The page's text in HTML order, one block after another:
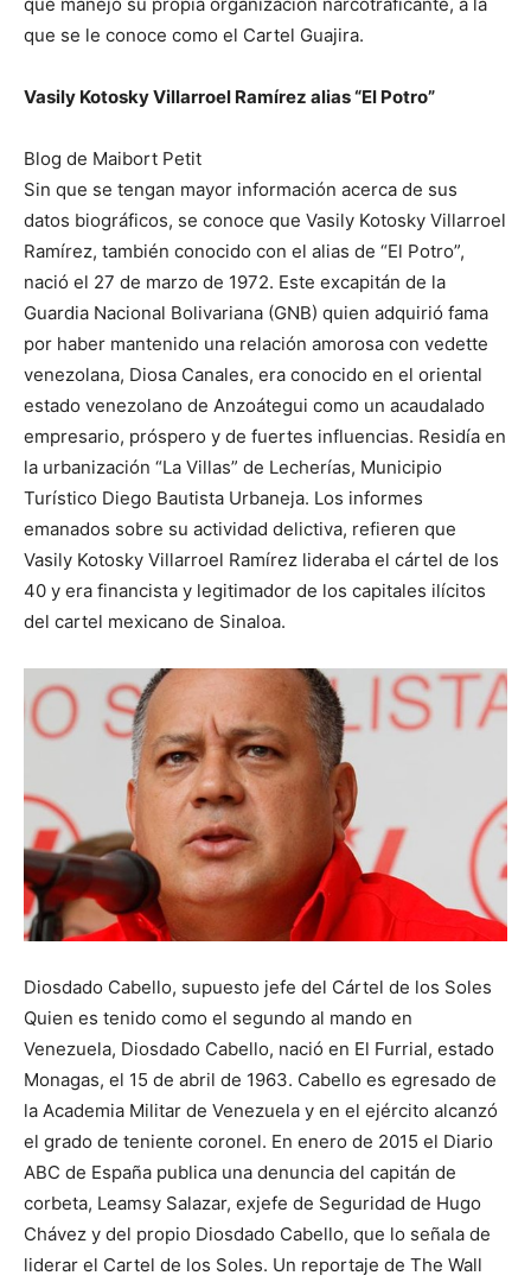
que manejó su propia organización narcotraficante, a la
que se le conoce como el Cartel Guajira.
Vasily Kotosky Villarroel Ramírez alias “El Potro”
Blog de Maibort Petit
Sin que se tengan mayor información acerca de sus
datos biográficos, se conoce que Vasily Kotosky Villarroel
Ramírez, también conocido con el alias de “El Potro”,
nació el 27 de marzo de 1972. Este excapitán de la
Guardia Nacional Bolivariana (GNB) quien adquirió fama
por haber mantenido una relación amorosa con vedette
venezolana, Diosa Canales, era conocido en el oriental
estado venezolano de Anzoátegui como un acaudalado
empresario, próspero y de fuertes influencias. Residía en
la urbanización “La Villas” de Lecherías, Municipio
Turístico Diego Bautista Urbaneja. Los informes
emanados sobre su actividad delictiva, refieren que
Vasily Kotosky Villarroel Ramírez lideraba el cártel de los
40 y era financista y legitimador de los capitales ilícitos
del cartel mexicano de Sinaloa.
Diosdado Cabello, supuesto jefe del Cártel de los Soles
Quien es tenido como el segundo al mando en
Venezuela, Diosdado Cabello, nació en El Furrial, estado
Monagas, el 15 de abril de 1963. Cabello es egresado de
la Academia Militar de Venezuela y en el ejército alcanzó
el grado de teniente coronel. En enero de 2015 el Diario
ABC de España publica una denuncia del capitán de
corbeta, Leamsy Salazar, exjefe de Seguridad de Hugo
Chávez y del propio Diosdado Cabello, que lo señala de
liderar el Cartel de los Soles. Un reportaje de The Wall